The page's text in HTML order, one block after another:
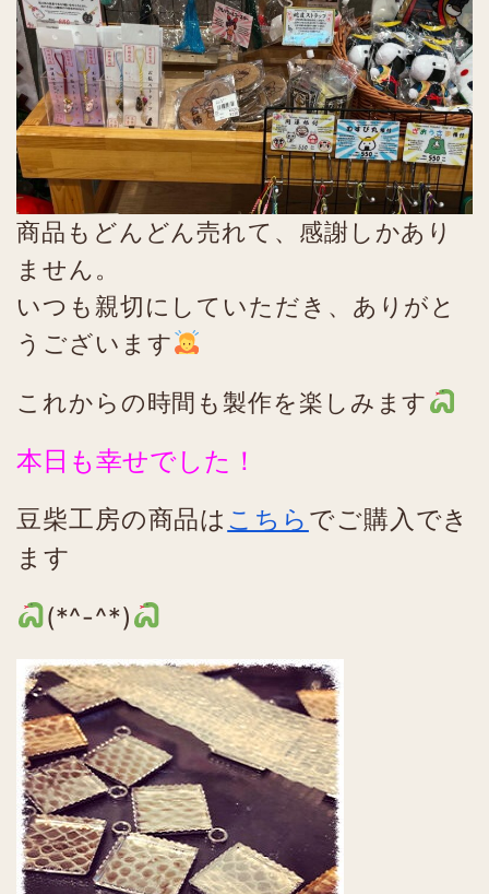
商品もどんどん売れて、感謝しかあり
ません。
いつも親切にしていただき、ありがと
うございます
これからの時間も製作を楽しみます
本日も幸せでした！
豆柴工房の商品は こちら でご購入でき
ます
(*^-^*)